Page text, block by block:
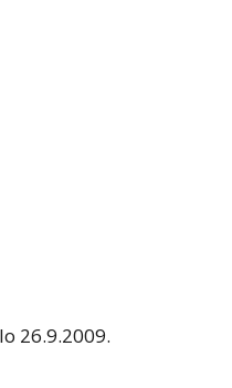
26.9.2009.